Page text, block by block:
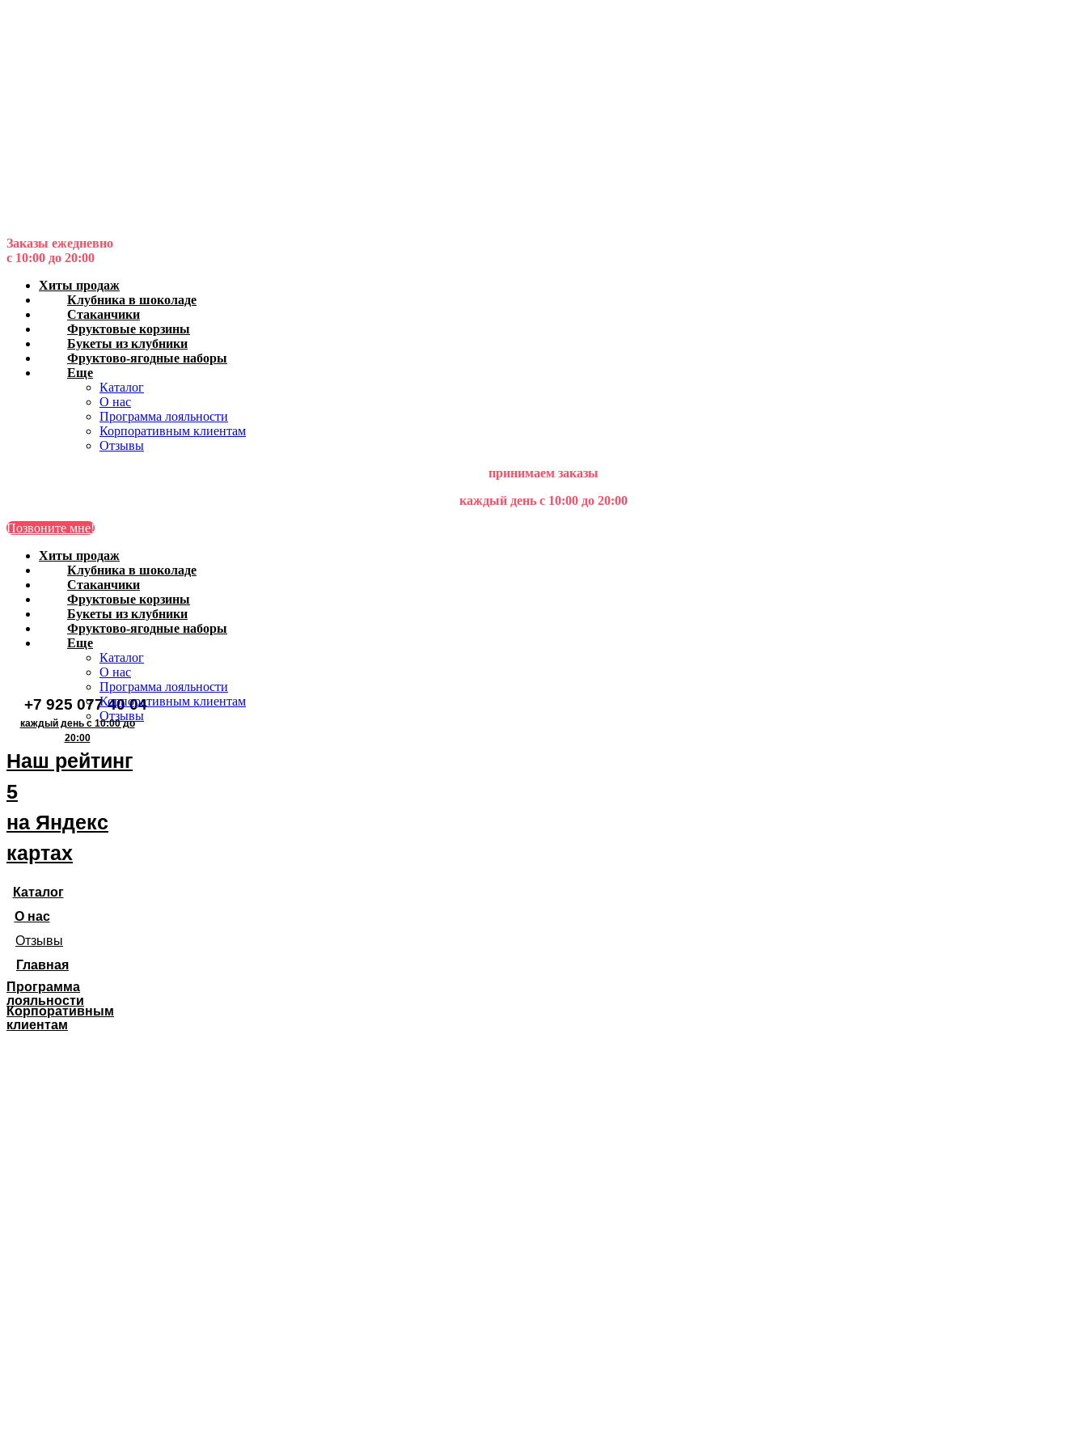
шоколаде
Хиты продаж
Стаканчики
Фруктовые
корзины
Букеты из
клубники
Фруктово-ягодные
наборы
Позвоните мне!
+7 925 077 40 04
каждый день с 10:00 до
20:00
Наш рейтинг
5
на Яндекс
картах
Каталог
О нас
Отзывы
Главная
Программа
лояльности
Корпоративным
клиентам
Заказы ежедневно
с 10:00 до 20:00
Хиты продаж
Клубника в шоколаде
Стаканчики
Фруктовые корзины
Букеты из клубники
Фруктово-ягодные наборы
Еще
Каталог
О нас
Программа лояльности
Корпоративным клиентам
Отзывы
принимаем заказы
каждый день с 10:00 до 20:00
Позвоните мне!
Хиты продаж
Клубника в шоколаде
Стаканчики
Фруктовые корзины
Букеты из клубники
Фруктово-ягодные наборы
Еще
Каталог
О нас
Программа лояльности
Корпоративным клиентам
Отзывы